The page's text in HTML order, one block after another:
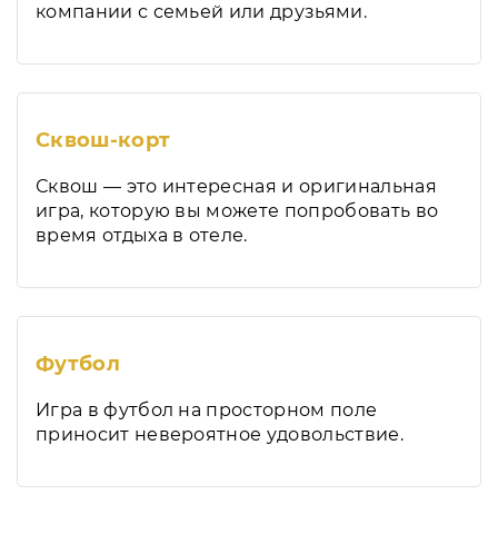
компании с семьей или друзьями.
Сквош-корт
Сквош — это интересная и оригинальная
игра, которую вы можете попробовать во
время отдыха в отеле.
Футбол
Игра в футбол на просторном поле
приносит невероятное удовольствие.